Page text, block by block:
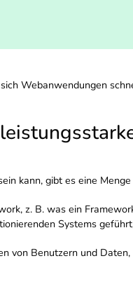
Webanwendungen
kann, gibt es eine
z. B. was ein
Systems
von Benutzern und